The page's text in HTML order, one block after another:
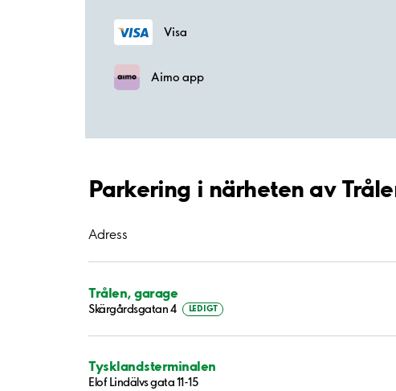
Visa
Aimo app
Parkering i närheten av
Adress
Trålen, garage
Skärgårdsgatan 4 LEDIGT
Tysklandsterminalen
Elof Lindälvs gata 11-15